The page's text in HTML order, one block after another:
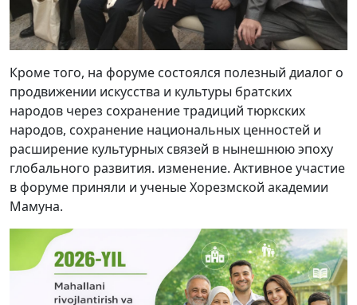
Кроме того, на форуме состоялся полезный диалог о
продвижении искусства и культуры братских
народов через сохранение традиций тюркских
народов, сохранение национальных ценностей и
расширение культурных связей в нынешнюю эпоху
глобального развития. изменение. Активное участие
в форуме приняли и ученые Хорезмской академии
Мамуна.